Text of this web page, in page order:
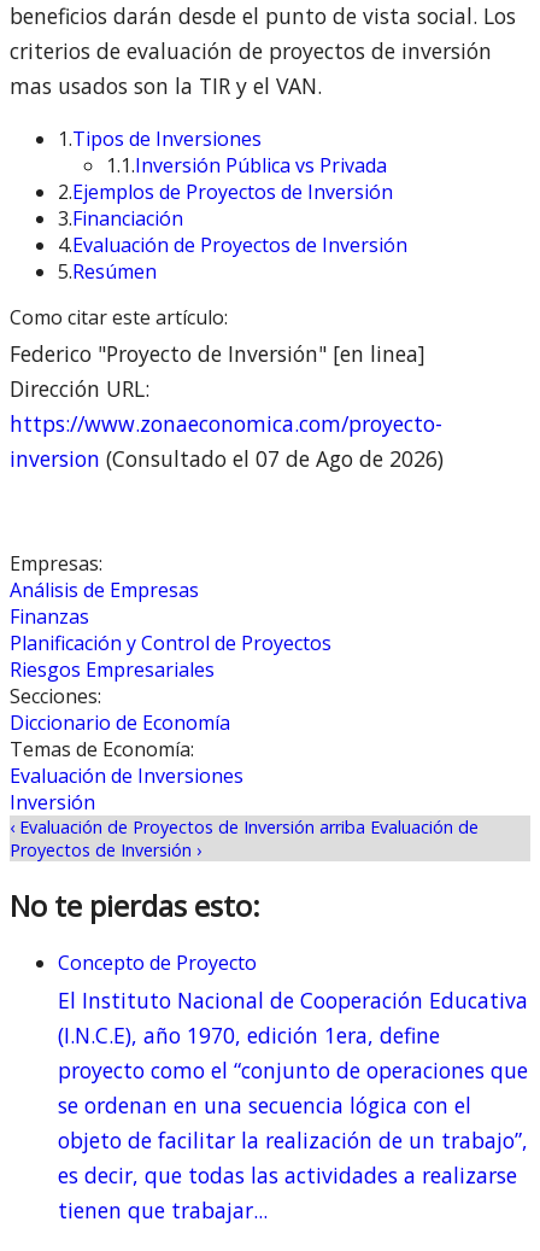
beneficios darán desde el punto de vista social. Los
criterios de evaluación de proyectos de inversión
mas usados son la TIR y el VAN.
1.Tipos de Inversiones
1.1.Inversión Pública vs Privada
2.Ejemplos de Proyectos de Inversión
3.Financiación
4.Evaluación de Proyectos de Inversión
5.Resúmen
Como citar este artículo:
Federico "Proyecto de Inversión" [en linea]
Dirección URL:
https://www.zonaeconomica.com/proyecto-
inversion (Consultado el 07 de Ago de 2026)
Empresas:
Análisis de Empresas
Finanzas
Planificación y Control de Proyectos
Riesgos Empresariales
Secciones:
Diccionario de Economía
Temas de Economía:
Evaluación de Inversiones
Inversión
‹ Evaluación de Proyectos de Inversión arriba Evaluación de
Proyectos de Inversión ›
No te pierdas esto:
Concepto de Proyecto
El Instituto Nacional de Cooperación Educativa
(I.N.C.E), año 1970, edición 1era, define
proyecto como el “conjunto de operaciones que
se ordenan en una secuencia lógica con el
objeto de facilitar la realización de un trabajo”,
es decir, que todas las actividades a realizarse
tienen que trabajar...